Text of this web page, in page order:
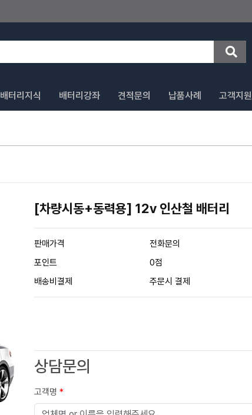
배터리지식 배터리강좌 견적문의 납품사례 고객지원
[차량시동+동력용] 12v 인산철 배터리
판매가격
전화문의
포인트
0점
배송비결제
주문시 결제
상담문의
고객명 *